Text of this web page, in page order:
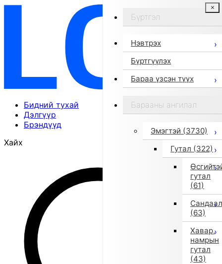
Бидний тухай
Дэлгүүр
Брэндүүд
Хайх
Бүртгэл
Нэвтрэх
Бүртгүүлэх
Бараа үзсэн түүх
Барааны ангилал
Эмэгтэй (3730)
Гутал (322)
гутал
(61)
Сандаал
(63)
Хавар,
намрын
гутал
(43)